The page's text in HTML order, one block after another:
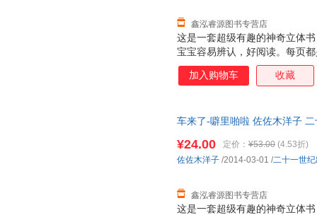
这是一套超级有趣的神奇立体
宝宝容易辨认，好阅读。每页
张诱人，而且采用了一些局部
面，让人看到图画内部的东西
小插页，图案可以根据翻和不
次重复着生活场景，加强宝宝
能力 2. 建立宝宝良好的行为习
鑫泓睿源图书专营店
加入购物车 收藏
车来了-噼里啪啦 佐佐木洋子
这是一套超级有趣的神奇立体
¥24.00 定价： ¥53.00 (4.53折)
鑫泓睿源图书专营店
佐佐木洋子 /2014-03-01 /二十一世